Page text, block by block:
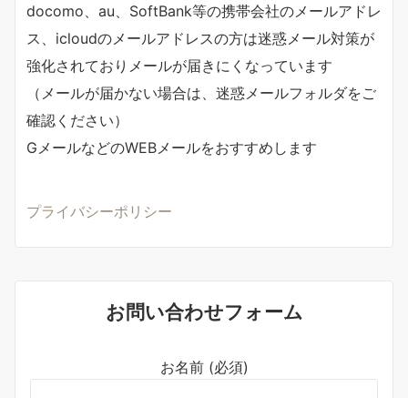
docomo、au、SoftBank等の携帯会社のメールアドレ
ス、icloudのメールアドレスの方は迷惑メール対策が
強化されておりメールが届きにくなっています
（メールが届かない場合は、迷惑メールフォルダをご
確認ください）
GメールなどのWEBメールをおすすめします
プライバシーポリシー
お問い合わせフォーム
お名前 (必須)